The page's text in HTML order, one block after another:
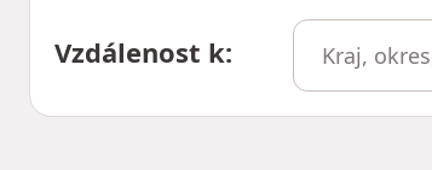
Vzdálenost k: